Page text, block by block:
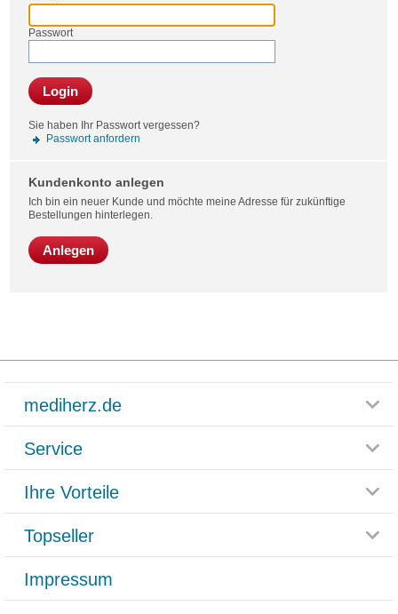
Passwort
Login
Sie haben Ihr Passwort vergessen?
Passwort anfordern
Kundenkonto anlegen
Ich bin ein neuer Kunde und möchte meine Adresse für zukünftige
Bestellungen hinterlegen.
Anlegen
mediherz.de
Glossar
Häufig gestellte Fragen
Datenschutz
AGB
Service
Rücksendemöglichkeit
Paketlieferstatus
Versandkosten
Ihre Vorteile
Rezeptlieferung
Bonusprogramm
Gutschein und Rabatte
Kundenbewertung
Topseller
Grippostad
Bepanthen
Impressum